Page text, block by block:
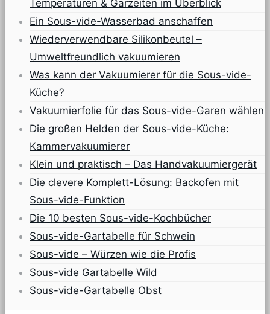
Temperaturen & Garzeiten im Überblick
Ein Sous-vide-Wasserbad anschaffen
Wiederverwendbare Silikonbeutel –
Umweltfreundlich vakuumieren
Was kann der Vakuumierer für die Sous-vide-
Küche?
Vakuumierfolie für das Sous-vide-Garen wählen
Die großen Helden der Sous-vide-Küche:
Kammervakuumierer
Klein und praktisch – Das Handvakuumiergerät
Die clevere Komplett-Lösung: Backofen mit
Sous-vide-Funktion
Die 10 besten Sous-vide-Kochbücher
Sous-vide-Gartabelle für Schwein
Sous-vide – Würzen wie die Profis
Sous-vide Gartabelle Wild
Sous-vide-Gartabelle Obst